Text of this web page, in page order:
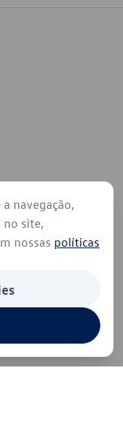
navegação,
no site,
nossas políticas